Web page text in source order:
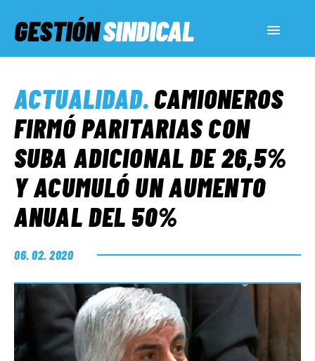
GESTIÓNSINDICAL
SERVICIOS SOCIALES
INFORMES ESPECIALES
FUERA DE MEGÁFONO
EL LADO «G»
ACTUALIDAD.CAMIONEROS
FIRMÓ PARITARIAS CON
SUBA ADICIONAL DE 26,5%
Y ACUMULÓ UN AUMENTO
ANUAL DEL 50%
06. 02. 2020